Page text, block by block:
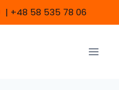
| +48 58 535 78 06